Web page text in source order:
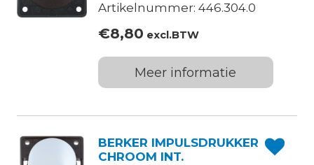
Artikelnummer: 446.304.0
€8,80 excl.BTW
Meer informatie
BERKER IMPULSDRUKKER
CHROOM INT.